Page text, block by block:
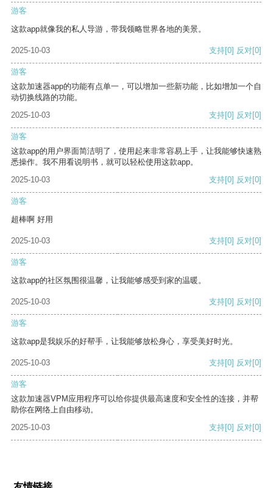
游客
这款app就像我的私人导游，带我领略世界各地的美景。
2025-10-03 支持[0] 反对[0]
游客
这款加速器app的功能有点单一，可以增加一些新功能，比如增加一个自
动切换线路的功能。
2025-10-03
支持[0] 反对[0]
游客
这款app的用户界面简洁明了，使用起来非常容易上手，让我能够快速熟
悉操作。我不用看说明书，就可以轻松使用这款app。
2025-10-03
支持[0] 反对[0]
游客
超棒啊 好用
2025-10-03 支持[0] 反对[0]
游客
这款app的社区氛围很温馨，让我能够感受到家的温暖。
2025-10-03 支持[0] 反对[0]
游客
这款app是我娱乐的好帮手，让我能够放松身心，享受美好时光。
2025-10-03 支持[0] 反对[0]
游客
这款加速器VPM应用程序可以给你提供最高速度和安全性的连接，并帮
助你在网络上自由移动。
2025-10-03
支持[0] 反对[0]